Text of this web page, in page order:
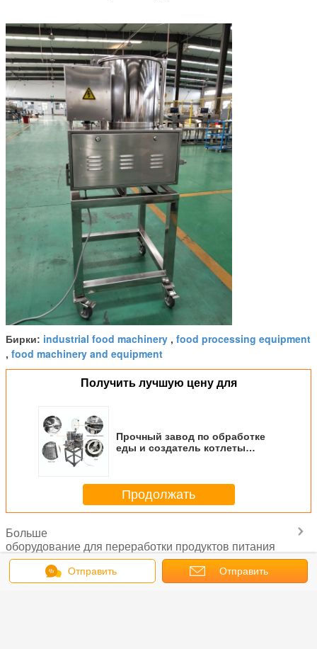
Бирки: industrial food machinery , food processing equipment
, food machinery and equipment
Получить лучшую цену для
Прочный завод по обработке
еды и создатель котлеты
очистить
Продолжать
Больше
оборудование для переработки продуктов питания
Отправить Отправить